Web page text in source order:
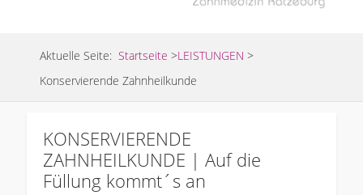
Aktuelle Seite: Startseite >LEISTUNGEN >
Konservierende Zahnheilkunde
KONSERVIERENDE
ZAHNHEILKUNDE | Auf die
Füllung kommt´s an